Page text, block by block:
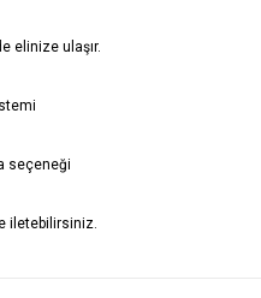
elinize ulaşır.
seçeneği
iletebilirsiniz.